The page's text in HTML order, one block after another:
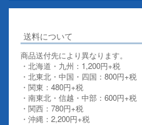
送料について
商品送付先により異なります。
・北海道・九州：1,200円+税
・北東北・中国・四国：800円+税
・関東：480円+税
・南東北・信越・中部：600円+税
・関西：780円+税
・沖縄：2,200円+税